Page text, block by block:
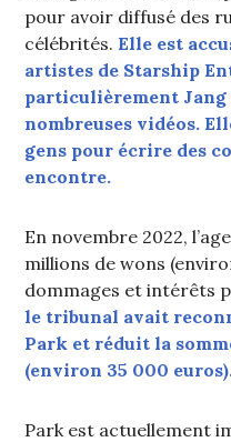
pour avoir diffusé des
célébrités.Elle est
artistes de Starship
particulièrement Jang
nombreuses vidéos.
gens pour écrire des
encontre.
En novembre 2022,
millions de wons
dommages et intérêts
le tribunal avait
Park et réduit la
(environ 35 000
Park est actuellement